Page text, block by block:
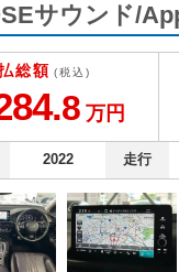
サウンド/
総額 (税込)
8 万円
2022 走行